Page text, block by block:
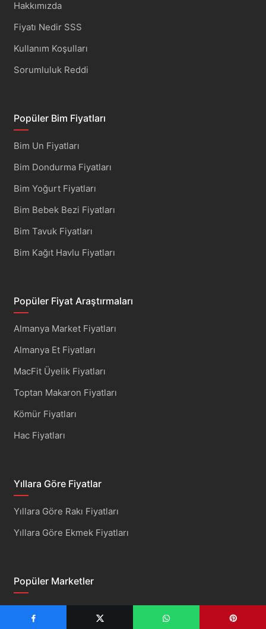
Hakkımızda
Fiyatı Nedir SSS
Kullanım Koşulları
Sorumluluk Reddi
Popüler Bim Fiyatları
Bim Un Fiyatları
Bim Dondurma Fiyatları
Bim Yoğurt Fiyatları
Bim Bebek Bezi Fiyatları
Bim Tavuk Fiyatları
Bim Kağıt Havlu Fiyatları
Popüler Fiyat Araştırmaları
Almanya Market Fiyatları
Almanya Et Fiyatları
MacFit Üyelik Fiyatları
Toptan Makaron Fiyatları
Kömür Fiyatları
Hac Fiyatları
Yıllara Göre Fiyatlar
Yıllara Göre Rakı Fiyatları
Yıllara Göre Ekmek Fiyatları
Popüler Marketler
Bim Market Fiyatları